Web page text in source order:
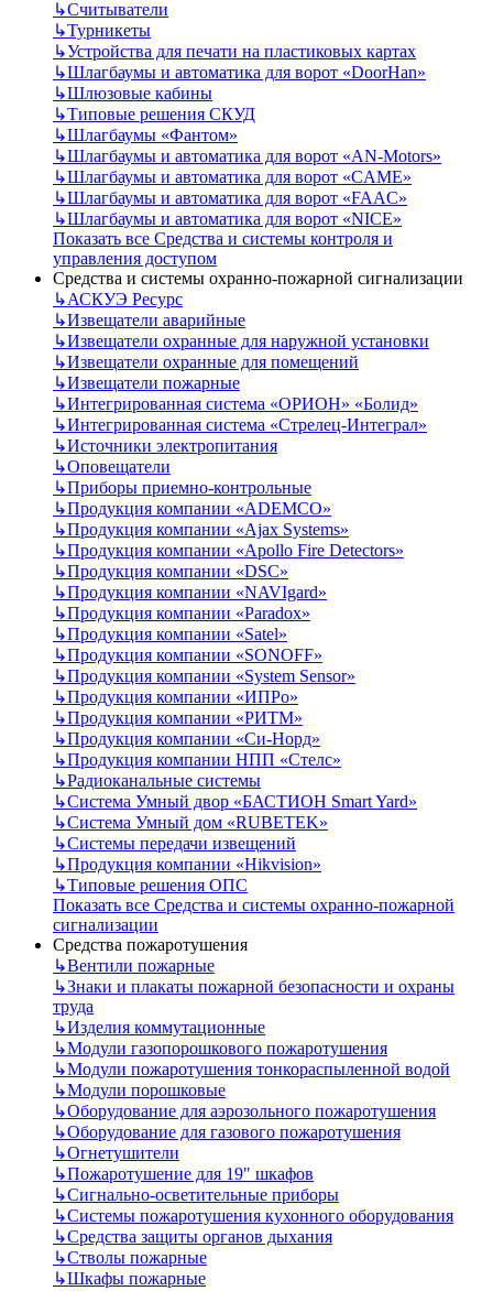
↳Считыватели
↳Турникеты
↳Устройства для печати на пластиковых картах
↳Шлагбаумы и автоматика для ворот «DoorHan»
↳Шлюзовые кабины
↳Типовые решения СКУД
↳Шлагбаумы «Фантом»
↳Шлагбаумы и автоматика для ворот «AN-Motors»
↳Шлагбаумы и автоматика для ворот «CAME»
↳Шлагбаумы и автоматика для ворот «FAAC»
↳Шлагбаумы и автоматика для ворот «NICE»
Показать все Средства и системы контроля и
управления доступом
Средства и системы охранно-пожарной сигнализации
↳АСКУЭ Ресурс
↳Извещатели аварийные
↳Извещатели охранные для наружной установки
↳Извещатели охранные для помещений
↳Извещатели пожарные
↳Интегрированная система «ОРИОН» «Болид»
↳Интегрированная система «Стрелец-Интеграл»
↳Источники электропитания
↳Оповещатели
↳Приборы приемно-контрольные
↳Продукция компании «ADEMCO»
↳Продукция компании «Ajax Systems»
↳Продукция компании «Apollo Fire Detectors»
↳Продукция компании «DSC»
↳Продукция компании «NAVIgard»
↳Продукция компании «Paradox»
↳Продукция компании «Satel»
↳Продукция компании «SONOFF»
↳Продукция компании «System Sensor»
↳Продукция компании «ИПРо»
↳Продукция компании «РИТМ»
↳Продукция компании «Си-Норд»
↳Продукция компании НПП «Стелс»
↳Радиоканальные системы
↳Система Умный двор «БАСТИОН Smart Yard»
↳Система Умный дом «RUBETEK»
↳Системы передачи извещений
↳Продукция компании «Hikvision»
↳Типовые решения ОПС
Показать все Средства и системы охранно-пожарной
сигнализации
Средства пожаротушения
↳Вентили пожарные
↳Знаки и плакаты пожарной безопасности и охраны
труда
↳Изделия коммутационные
↳Модули газопорошкового пожаротушения
↳Модули пожаротушения тонкораспыленной водой
↳Модули порошковые
↳Оборудование для аэрозольного пожаротушения
↳Оборудование для газового пожаротушения
↳Огнетушители
↳Пожаротушение для 19" шкафов
↳Сигнально-осветительные приборы
↳Системы пожаротушения кухонного оборудования
↳Средства защиты органов дыхания
↳Стволы пожарные
↳Шкафы пожарные